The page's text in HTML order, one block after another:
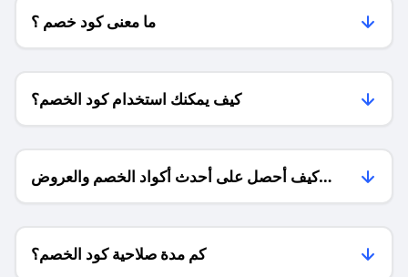
ما معنى كود خصم ؟
كيف يمكنك استخدام كود الخصم؟
كيف أحصل على أحدث أكواد الخصم والعروض
للمتاجر؟
كم مدة صلاحية كود الخصم؟